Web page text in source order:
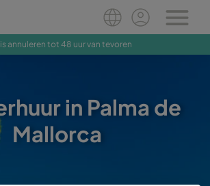
annuleren tot 48 uur van tevoren
in Palma de
Mallorca